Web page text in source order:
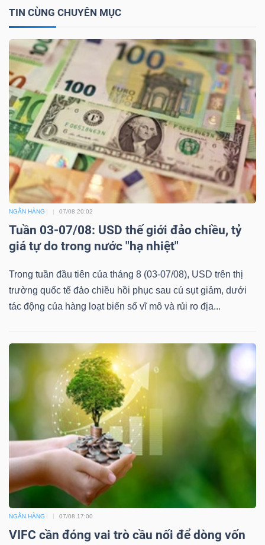
TIN CÙNG CHUYÊN MỤC
NGÂN HÀNG 07/08 20:02
Tuần 03-07/08: USD thế giới đảo chiều, tỷ
giá tự do trong nước "hạ nhiệt"
Trong tuần đầu tiên của tháng 8 (03-07/08), USD trên thị
trường quốc tế đảo chiều hồi phục sau cú sụt giảm, dưới
tác động của hàng loạt biến số vĩ mô và rủi ro địa...
NGÂN HÀNG 07/08 17:00
VIFC cần đóng vai trò cầu nối để dòng vốn
DỮ
Ngành
(-)
VS-
SECTOR
NĂNG
LƯỢNG
NGUYÊN
VẬT
CÔNG
TIÊU
KHÔNG
THIẾT